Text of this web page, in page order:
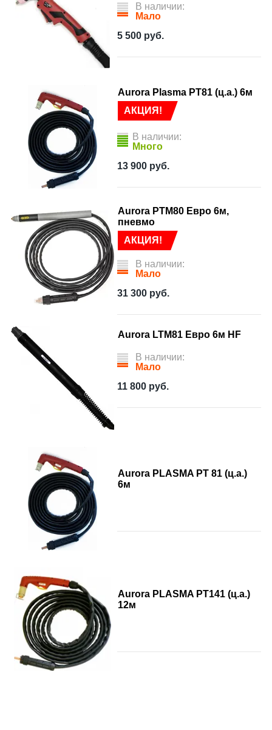
В наличии:
Мало
5 500 руб.
АКЦИЯ!
Aurora Plasma PT81 (ц.а.) 6м
В наличии:
Много
13 900 руб.
АКЦИЯ!
Aurora PTM80 Евро 6м,
пневмо
В наличии:
Мало
31 300 руб.
Aurora LTM81 Евро 6м HF
В наличии:
Мало
11 800 руб.
Aurora PLASMA PT 81 (ц.а.)
6м
Aurora PLASMA PT141 (ц.а.)
12м